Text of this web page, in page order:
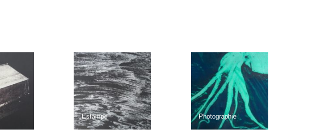
Estampe Photographie